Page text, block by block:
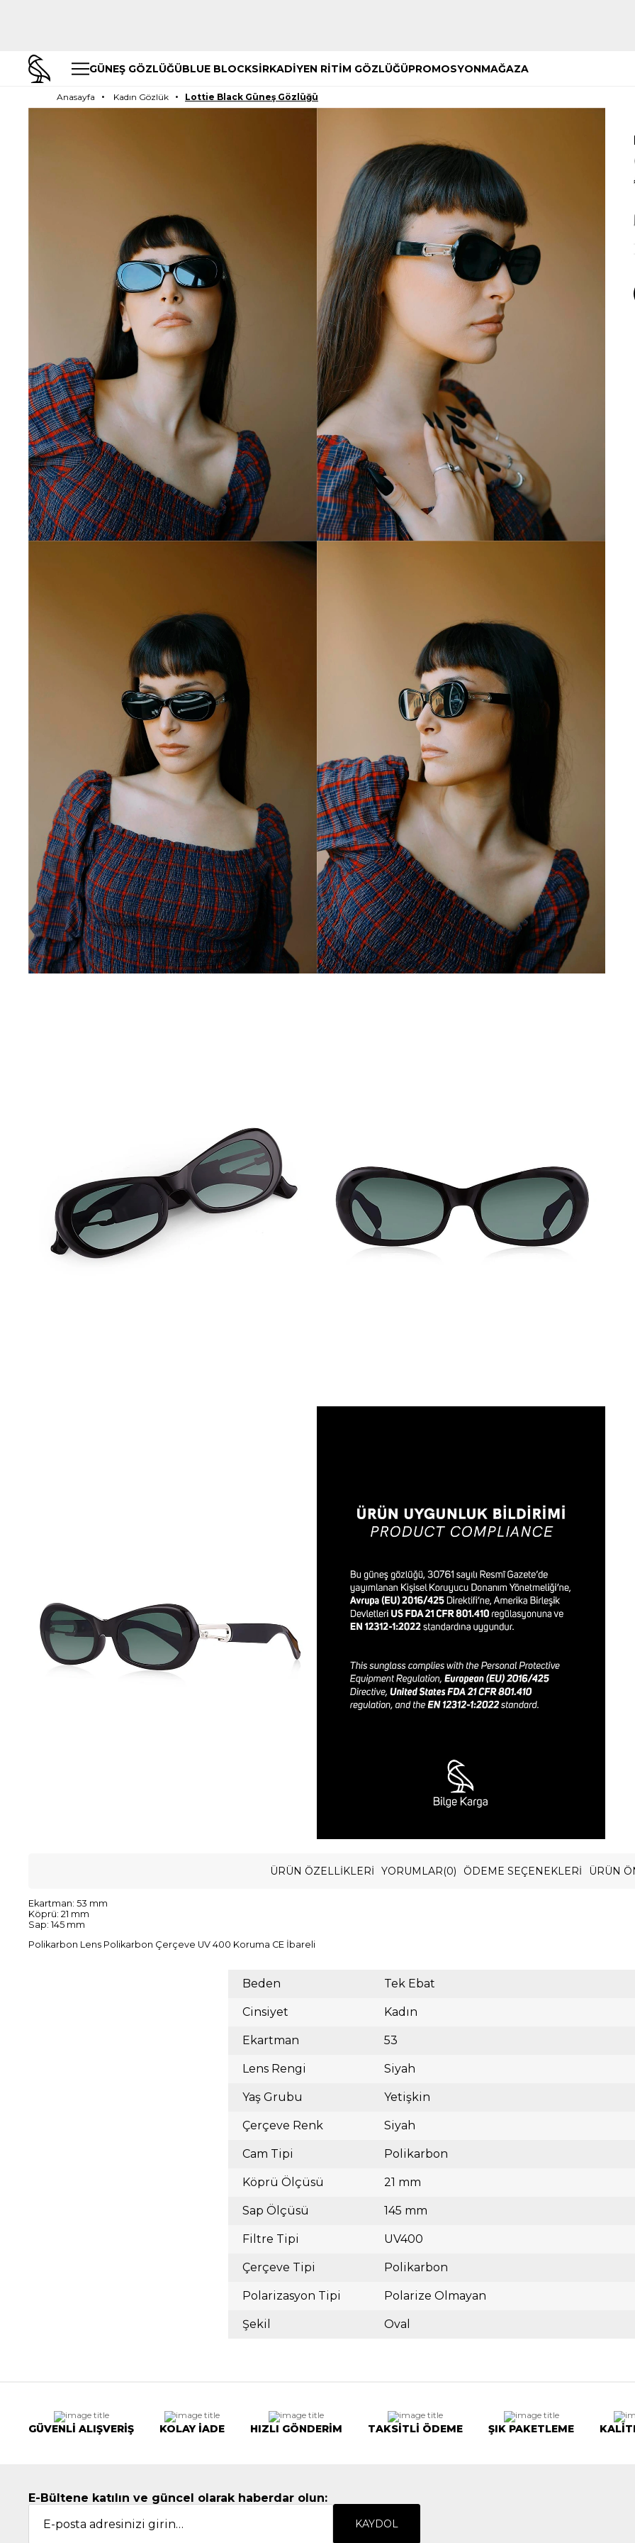
GÜNEŞ GÖZLÜĞÜBLUE BLOCKSİRKADİYEN RİTİM GÖZLÜĞÜPROMOSYONMAĞAZA
Anasayfa Kadın Gözlük Lottie Black Güneş Gözlüğü
ÜRÜN ÖZELLIKLERI YORUMLAR(0) ÖDEME SEÇENEKLERI ÜRÜN
Ekartman: 53 mm
Köprü: 21 mm
Sap: 145 mm
Polikarbon Lens Polikarbon Çerçeve UV 400 Koruma CE İbareli
Beden Tek Ebat
Cinsiyet Kadın
Ekartman 53
Lens Rengi Siyah
Yaş Grubu Yetişkin
Çerçeve Renk Siyah
Cam Tipi Polikarbon
Köprü Ölçüsü 21 mm
Sap Ölçüsü 145 mm
Filtre Tipi UV400
Çerçeve Tipi Polikarbon
Polarizasyon Tipi Polarize Olmayan
Şekil Oval
GÜVENLİ ALIŞVERİŞ KOLAY İADE HIZLI GÖNDERİM TAKSİTLİ ÖDEME ŞIK PAKETLEME
E-Bültene katılın ve güncel olarak haberdar olun:
KAYDOL